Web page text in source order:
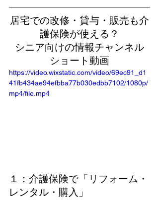
居宅での改修・貸与・販売も介
護保険が使える？
シニア向けの情報チャンネル
ショート動画
https://video.wixstatic.com/video/69ec91_d1
41fb434ae94efbba77b030edbb7102/1080p/
mp4/file.mp4
１：介護保険で「リフォーム・
レンタル・購入」